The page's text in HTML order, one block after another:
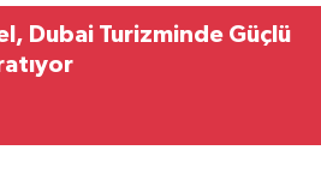
Dubai Turizminde Güçlü